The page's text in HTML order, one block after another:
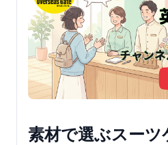
素材で選ぶスーツ